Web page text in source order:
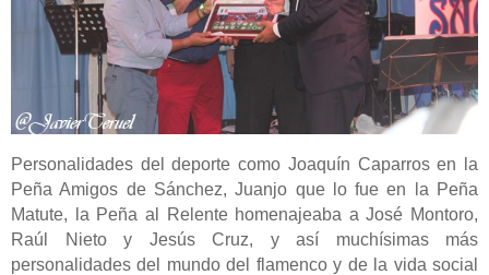
Personalidades del deporte como Joaquín Caparros en la
Peña Amigos de Sánchez, Juanjo que lo fue en la Peña
Matute, la Peña al Relente homenajeaba a José Montoro,
Raúl Nieto y Jesús Cruz, y así muchísimas más
personalidades del mundo del flamenco y de la vida social